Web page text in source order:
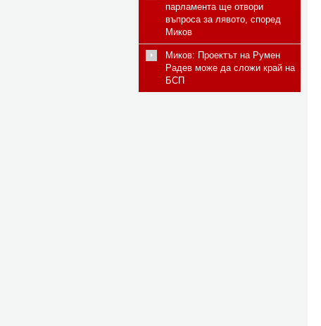
парламента ще отвори
въпроса за лявото, според
Миков
Миков: Проектът на Румен
Радев може да сложи край на
БСП